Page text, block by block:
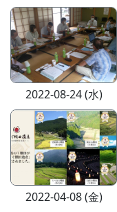
2022-08-24 (水)
2022-04-08 (金)